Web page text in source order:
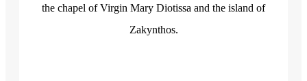
the chapel of Virgin Mary Diotissa and the island of
Zakynthos.